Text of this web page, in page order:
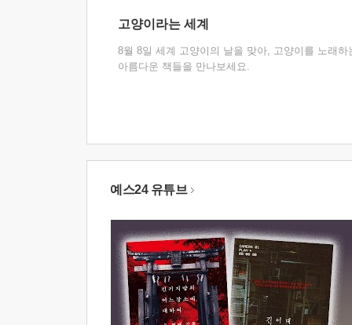
고양이라는 세계
8월 8일 세계 고양이의 날을 맞아, 고양이를 노래하
아름다운 책들을 만나보세요.
예스24 유튜브